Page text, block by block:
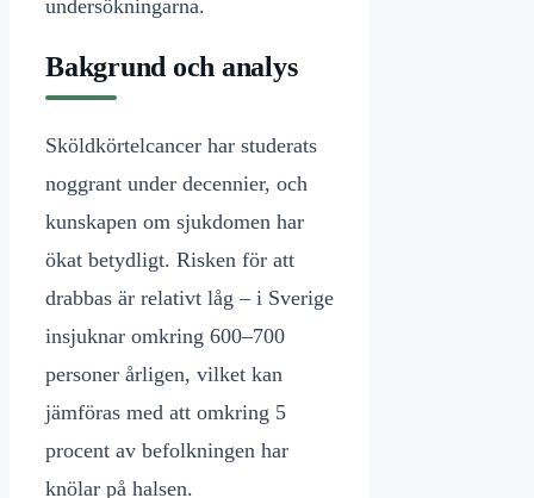
undersökningarna.
Bakgrund och analys
Sköldkörtelcancer har studerats
noggrant under decennier, och
kunskapen om sjukdomen har
ökat betydligt. Risken för att
drabbas är relativt låg – i Sverige
insjuknar omkring 600–700
personer årligen, vilket kan
jämföras med att omkring 5
procent av befolkningen har
knölar på halsen.